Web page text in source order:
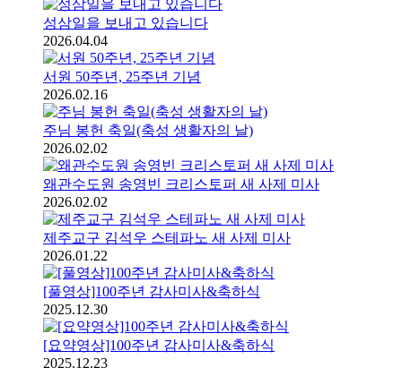
성삼일을 보내고 있습니다
2026.04.04
서원 50주년, 25주년 기념
2026.02.16
주님 봉헌 축일(축성 생활자의 날)
2026.02.02
왜관수도원 송영빈 크리스토퍼 새 사제 미사
2026.02.02
제주교구 김석우 스테파노 새 사제 미사
2026.01.22
[풀영상]100주년 감사미사&축하식
2025.12.30
[요약영상]100주년 감사미사&축하식
2025.12.23